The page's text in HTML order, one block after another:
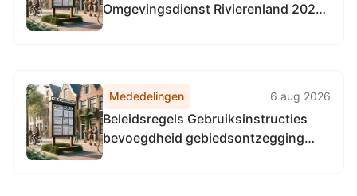
Omgevingsdienst Rivierenland 2026
Mededelingen 6 aug 2026
Beleidsregels Gebruiksinstructies
bevoegdheid gebiedsontzegging